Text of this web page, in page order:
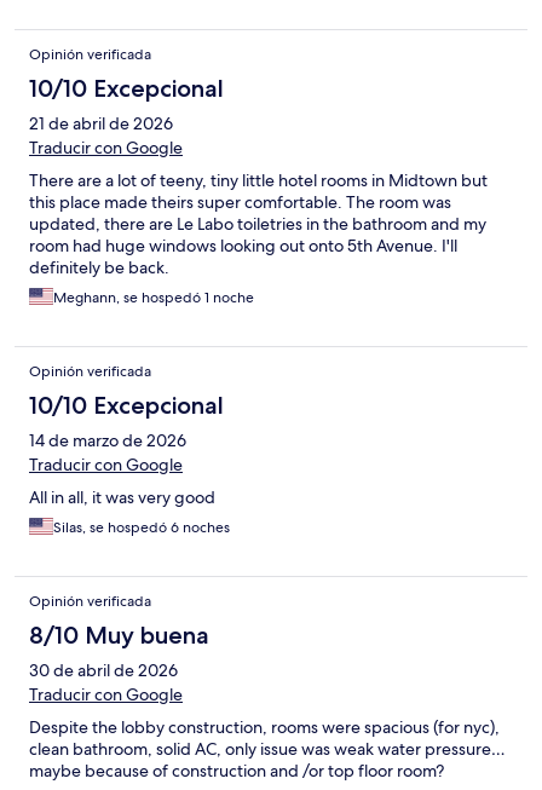
Opinión verificada
10/10 Excepcional
21 de abril de 2026
Traducir con Google
There are a lot of teeny, tiny little hotel rooms in Midtown but
this place made theirs super comfortable. The room was
updated, there are Le Labo toiletries in the bathroom and my
room had huge windows looking out onto 5th Avenue. I'll
definitely be back.
Meghann, se hospedó 1 noche
Opinión verificada
10/10 Excepcional
14 de marzo de 2026
Traducir con Google
All in all, it was very good
Silas, se hospedó 6 noches
Opinión verificada
8/10 Muy buena
30 de abril de 2026
Traducir con Google
Despite the lobby construction, rooms were spacious (for nyc),
clean bathroom, solid AC, only issue was weak water pressure…
maybe because of construction and /or top floor room?